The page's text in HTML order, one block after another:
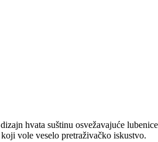
hvata suštinu osvežavajuće
vole veselo pretraživačko iskustvo.